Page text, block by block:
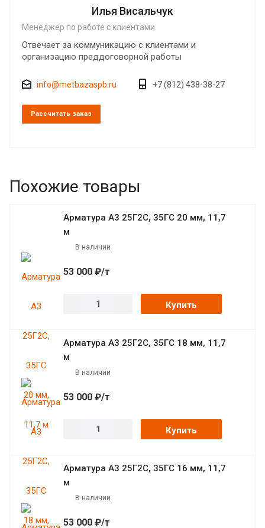
Илья Висальчук
Менеджер по работе с клиентами
Отвечает за коммуникацию с клиентами и
организацию преддоговорной работы
info@metbazaspb.ru +7 (812) 438-38-27
Рассчитать заказ
Похожие товары
Арматура А3 25Г2С, 35ГС 20 мм, 11,7
м
В наличии
53 000 ₽/т
Купить
Арматура А3 25Г2С, 35ГС 18 мм, 11,7
м
В наличии
53 000 ₽/т
Купить
Арматура А3 25Г2С, 35ГС 16 мм, 11,7
м
В наличии
53 000 ₽/т